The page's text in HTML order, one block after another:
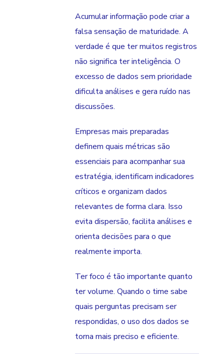
Acumular informação pode criar a
falsa sensação de maturidade. A
verdade é que ter muitos registros
não significa ter inteligência. O
excesso de dados sem prioridade
dificulta análises e gera ruído nas
discussões.
Empresas mais preparadas
definem quais métricas são
essenciais para acompanhar sua
estratégia, identificam indicadores
críticos e organizam dados
relevantes de forma clara. Isso
evita dispersão, facilita análises e
orienta decisões para o que
realmente importa.
Ter foco é tão importante quanto
ter volume. Quando o time sabe
quais perguntas precisam ser
respondidas, o uso dos dados se
torna mais preciso e eficiente.